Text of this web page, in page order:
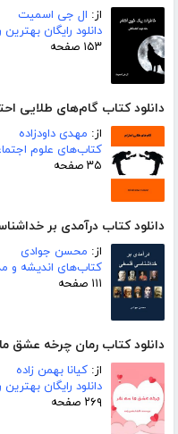
از: ال جی اسمیت
دانلود رایگان بهترین
۱۵۳ صفحه
دانلود کتاب گام‌های طلایی
از: مهدی داودزاده
کتاب‌های علوم
۳۵ صفحه
دانلود کتاب درآمدی بر
از: محسن جوادی
کتاب‌های اندیشه و
۱۱۱ صفحه
دانلود کتاب رمان چرخه عشق
از: کیانا بهمن زاده
دانلود رایگان بهترین
۲۶۹ صفحه